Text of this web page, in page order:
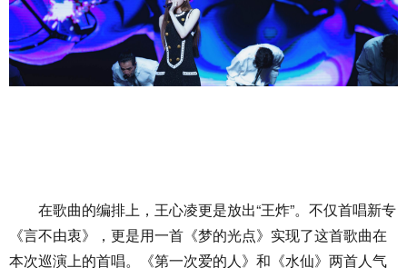
在歌曲的编排上，王心凌更是放出“王炸”。不仅首唱新专
《言不由衷》，更是用一首《梦的光点》实现了这首歌曲在
本次巡演上的首唱。《第一次爱的人》和《水仙》两首人气